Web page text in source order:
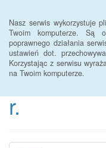
Nasz serwis wykorzystuje
Twoim komputerze. Są
poprawnego działania
ustawień dot.
Korzystając z serwisu
na Twoim komputerze.
BIP
Janowice
r.